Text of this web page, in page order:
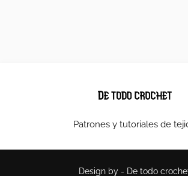
Patrones y tutoriales de
Design by - De todo